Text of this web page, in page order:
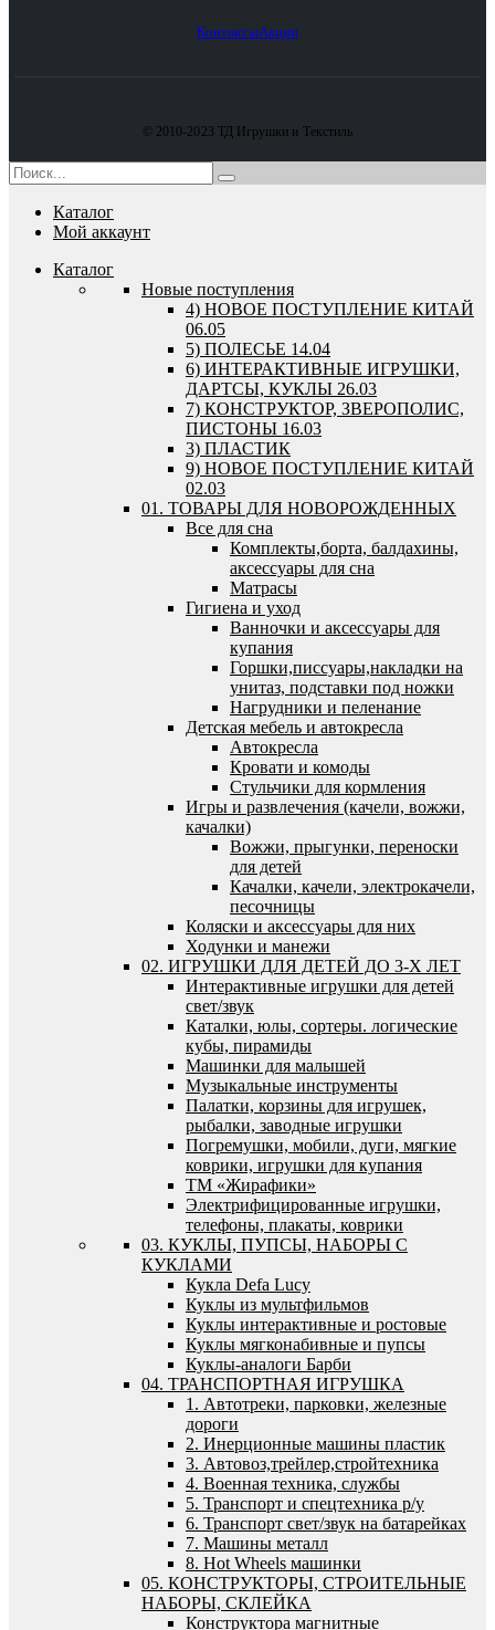
КонтактыАкции
© 2010-2023 ТД Игрушки и Текстиль
Каталог
Мой аккаунт
Каталог
Новые поступления
4) НОВОЕ ПОСТУПЛЕНИЕ КИТАЙ
06.05
5) ПОЛЕСЬЕ 14.04
6) ИНТЕРАКТИВНЫЕ ИГРУШКИ,
ДАРТСЫ, КУКЛЫ 26.03
7) КОНСТРУКТОР, ЗВЕРОПОЛИС,
ПИСТОНЫ 16.03
3) ПЛАСТИК
9) НОВОЕ ПОСТУПЛЕНИЕ КИТАЙ
02.03
01. ТОВАРЫ ДЛЯ НОВОРОЖДЕННЫХ
Все для сна
Комплекты,борта, балдахины,
аксессуары для сна
Матрасы
Гигиена и уход
Ванночки и аксессуары для
купания
Горшки,писсуары,накладки на
унитаз, подставки под ножки
Нагрудники и пеленание
Детская мебель и автокресла
Автокресла
Кровати и комоды
Стульчики для кормления
Игры и развлечения (качели, вожжи,
качалки)
Вожжи, прыгунки, переноски
для детей
Качалки, качели, электрокачели,
песочницы
Коляски и аксессуары для них
Ходунки и манежи
02. ИГРУШКИ ДЛЯ ДЕТЕЙ ДО 3-Х ЛЕТ
Интерактивные игрушки для детей
свет/звук
Каталки, юлы, сортеры. логические
кубы, пирамиды
Машинки для малышей
Музыкальные инструменты
Палатки, корзины для игрушек,
рыбалки, заводные игрушки
Погремушки, мобили, дуги, мягкие
коврики, игрушки для купания
ТМ «Жирафики»
Электрифицированные игрушки,
телефоны, плакаты, коврики
03. КУКЛЫ, ПУПСЫ, НАБОРЫ С
КУКЛАМИ
Кукла Defa Lucy
Куклы из мультфильмов
Куклы интерактивные и ростовые
Куклы мягконабивные и пупсы
Куклы-аналоги Барби
04. ТРАНСПОРТНАЯ ИГРУШКА
1. Автотреки, парковки, железные
дороги
2. Инерционные машины пластик
3. Автовоз,трейлер,стройтехника
4. Военная техника, службы
5. Транспорт и спецтехника р/у
6. Транспорт свет/звук на батарейках
7. Машины металл
8. Hot Wheels машинки
05. КОНСТРУКТОРЫ, СТРОИТЕЛЬНЫЕ
НАБОРЫ, СКЛЕЙКА
Конструктора магнитные